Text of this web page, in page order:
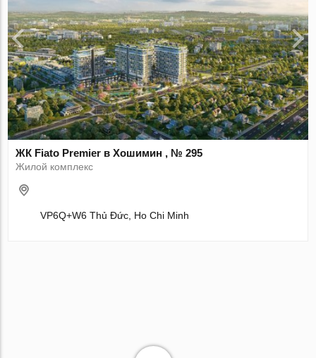
ЖК Fiato Premier в Хошимин , № 295
Жилой комплекс
VP6Q+W6 Thủ Đức, Ho Chi Minh